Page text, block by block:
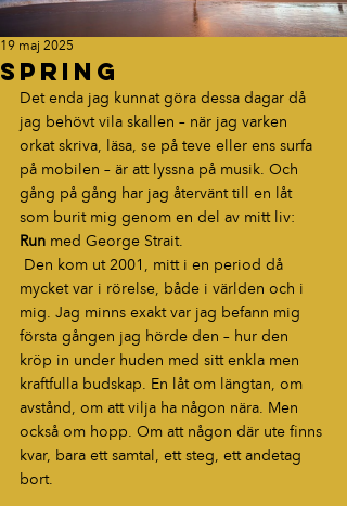
Spring
19 maj 2025
Det enda jag kunnat göra dessa dagar då
jag behövt vila skallen – när jag varken
orkat skriva, läsa, se på teve eller ens surfa
på mobilen – är att lyssna på musik. Och
gång på gång har jag återvänt till en låt
som burit mig genom en del av mitt liv:
Run med George Strait.
Den kom ut 2001, mitt i en period då
mycket var i rörelse, både i världen och i
mig. Jag minns exakt var jag befann mig
första gången jag hörde den – hur den
kröp in under huden med sitt enkla men
kraftfulla budskap. En låt om längtan, om
avstånd, om att vilja ha någon nära. Men
också om hopp. Om att någon där ute finns
kvar, bara ett samtal, ett steg, ett andetag
bort.